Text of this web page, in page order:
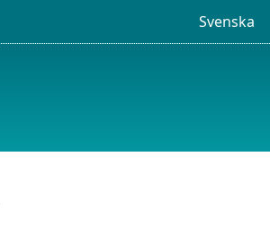
Svenska